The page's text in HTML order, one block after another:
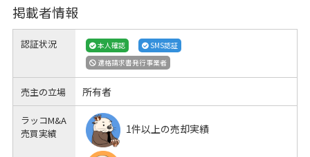
掲載者情報
認証状況 本人確認
SMS認証
適格請求書発行事業者
売主の立場 所有者
ラッコM&A
売買実績
1件以上の売却実績